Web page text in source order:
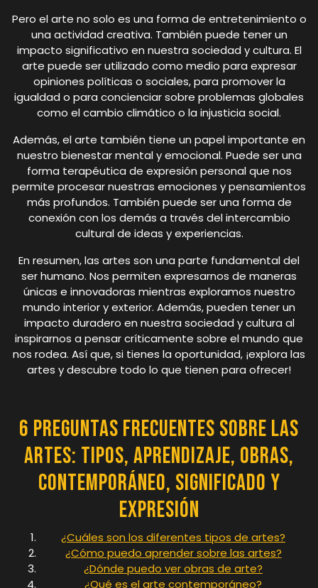
Pero el arte no solo es una forma de entretenimiento o
una actividad creativa. También puede tener un
impacto significativo en nuestra sociedad y cultura. El
arte puede ser utilizado como medio para expresar
opiniones políticas o sociales, para promover la
igualdad o para concienciar sobre problemas globales
como el cambio climático o la injusticia social.
Además, el arte también tiene un papel importante en
nuestro bienestar mental y emocional. Puede ser una
forma terapéutica de expresión personal que nos
permite procesar nuestras emociones y pensamientos
más profundos. También puede ser una forma de
conexión con los demás a través del intercambio
cultural de ideas y experiencias.
En resumen, las artes son una parte fundamental del
ser humano. Nos permiten expresarnos de maneras
únicas e innovadoras mientras exploramos nuestro
mundo interior y exterior. Además, pueden tener un
impacto duradero en nuestra sociedad y cultura al
inspirarnos a pensar críticamente sobre el mundo que
nos rodea. Así que, si tienes la oportunidad, ¡explora las
artes y descubre todo lo que tienen para ofrecer!
6 preguntas frecuentes sobre las
artes: tipos, aprendizaje, obras,
contemporáneo, significado y
expresión
¿Cuáles son los diferentes tipos de artes?
¿Cómo puedo aprender sobre las artes?
¿Dónde puedo ver obras de arte?
¿Qué es el arte contemporáneo?